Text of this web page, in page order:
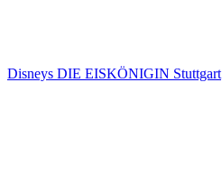
Disneys DIE EISKÖNIGIN Stuttgart